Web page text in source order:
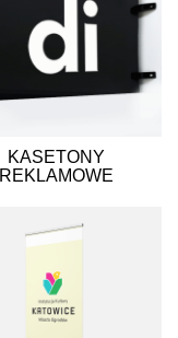
KASETONY
REKLAMOWE